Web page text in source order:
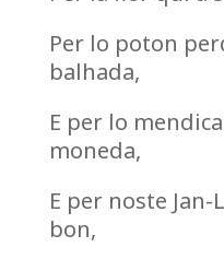
Per lo poton
balhada,
E per lo
moneda,
E per noste
bon,